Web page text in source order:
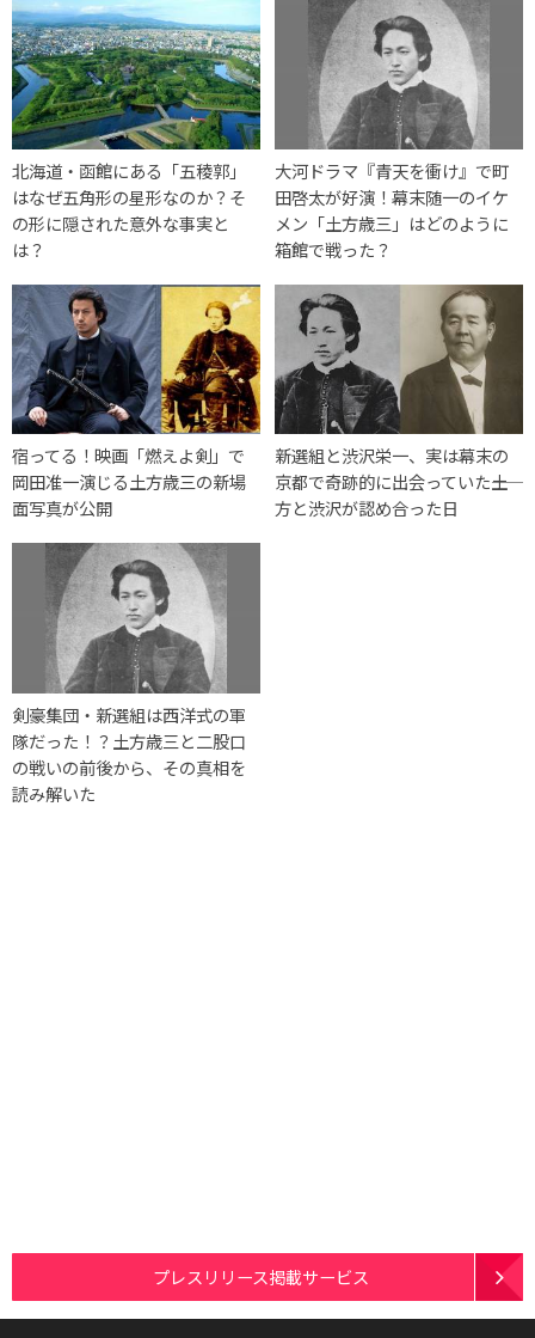
北海道・函館にある「五稜郭」
はなぜ五角形の星形なのか？そ
の形に隠された意外な事実と
は？
大河ドラマ『青天を衝け』で町
田啓太が好演！幕末随一のイケ
メン「土方歳三」はどのように
箱館で戦った？
宿ってる！映画「燃えよ剣」で
岡田准一演じる土方歳三の新場
面写真が公開
新選組と渋沢栄一、実は幕末の
京都で奇跡的に出会っていた――土
方と渋沢が認め合った日
剣豪集団・新選組は西洋式の軍
隊だった！？土方歳三と二股口
の戦いの前後から、その真相を
読み解いた
プレスリリース掲載サービス